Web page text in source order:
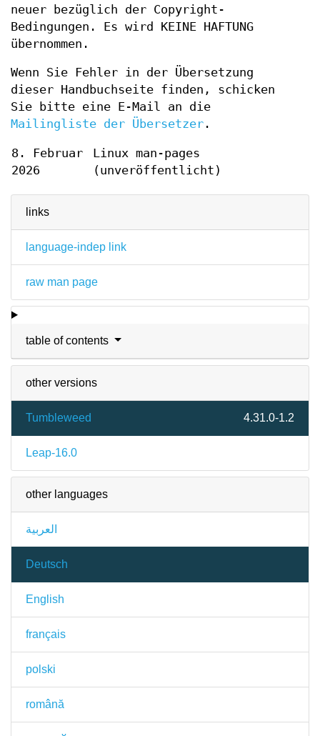
links
language-indep link
raw man page
table of contents
other versions
Tumbleweed 4.31.0-1.2
Leap-16.0
other languages
العربية
Deutsch
English
français
polski
română
neuer bezüglich der Copyright-
Bedingungen. Es wird KEINE HAFTUNG
übernommen.
Wenn Sie Fehler in der Übersetzung
dieser Handbuchseite finden, schicken
Sie bitte eine E-Mail an die
Mailingliste der Übersetzer .
8. Februar
2026
Linux man-pages
(unveröffentlicht)